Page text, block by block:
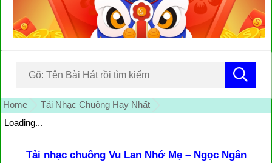
Home
Tải Nhạc Chuông Hay Nhất
Loading...
Tải nhạc chuông Vu Lan Nhớ Mẹ – Ngọc Ngân